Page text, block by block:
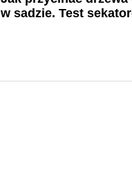
w sadzie. Test